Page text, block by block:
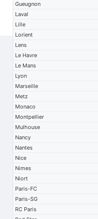
Gueugnon
Laval
Lille
Lorient
Lens
Le Havre
Le Mans
Lyon
Marseille
Metz
Monaco
Montpellier
Mulhouse
Nancy
Nantes
Nice
Nimes
Niort
Paris-FC
Paris-SG
RC Paris